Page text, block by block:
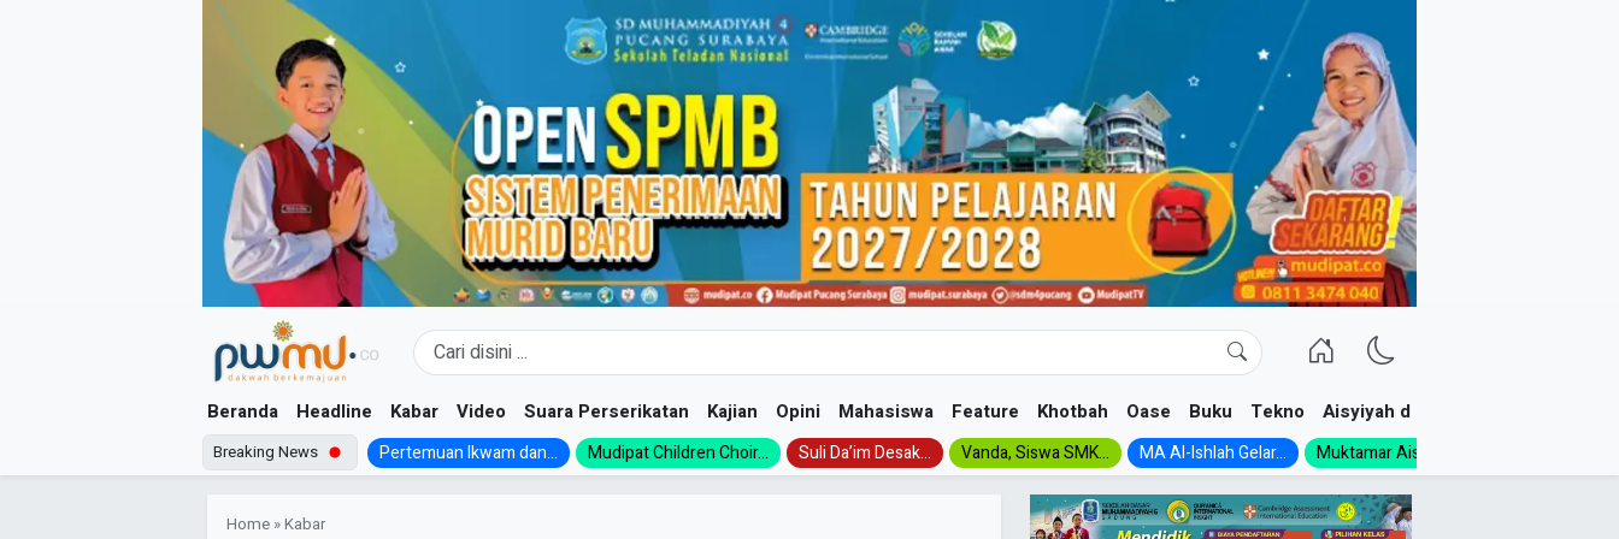
Beranda Headline Kabar Video Suara Perserikatan Kajian Opini Mahasiswa Feature Khotbah Oase Buku Tekno Aisyiyah dan NA
Breaking News Pertemuan Ikwam dan... Mudipat Children Choir... Suli Da’im Desak... Vanda, Siswa SMK... MA Al-Ishlah Gelar... Muktamar Aisyiyah 1926:...
Home »Kabar